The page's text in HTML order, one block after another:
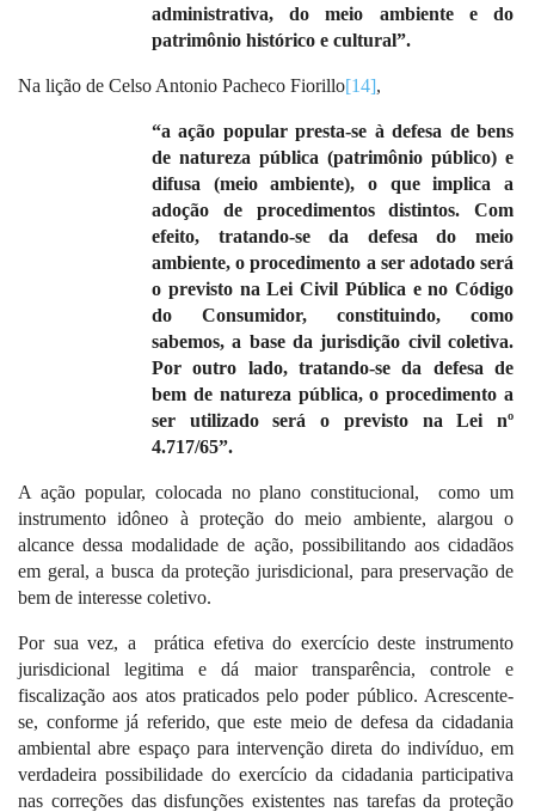
administrativa, do meio ambiente e do
patrimônio histórico e cultural”.
Na lição de Celso Antonio Pacheco Fiorillo[14],
“a ação popular presta-se à defesa de bens
de natureza pública (patrimônio público) e
difusa (meio ambiente), o que implica a
adoção de procedimentos distintos. Com
efeito, tratando-se da defesa do meio
ambiente, o procedimento a ser adotado será
o previsto na Lei Civil Pública e no Código
do Consumidor, constituindo, como
sabemos, a base da jurisdição civil coletiva.
Por outro lado, tratando-se da defesa de
bem de natureza pública, o procedimento a
ser utilizado será o previsto na Lei nº
4.717/65”.
A ação popular, colocada no plano constitucional,
como um
instrumento idôneo à proteção do meio ambiente, alargou o
alcance dessa modalidade de ação, possibilitando aos cidadãos
em geral, a busca da proteção jurisdicional, para preservação de
bem de interesse coletivo.
Por sua vez, a
prática efetiva do exercício deste instrumento
jurisdicional legitima e dá maior transparência, controle e
fiscalização aos atos praticados pelo poder público. Acrescente-
se, conforme já referido, que este meio de defesa da cidadania
ambiental abre espaço para intervenção direta do indivíduo, em
verdadeira possibilidade do exercício da cidadania participativa
nas correções das disfunções existentes nas tarefas da proteção